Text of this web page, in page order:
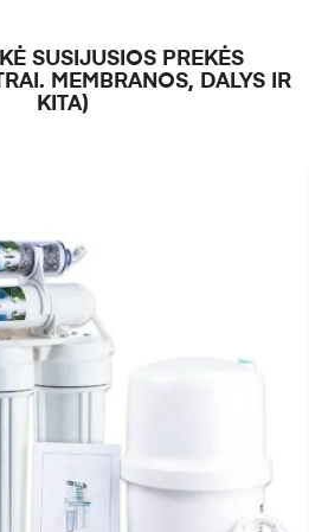
SUSIJUSIOS PREKĖS
MEMBRANOS, DALYS IR
KITA)